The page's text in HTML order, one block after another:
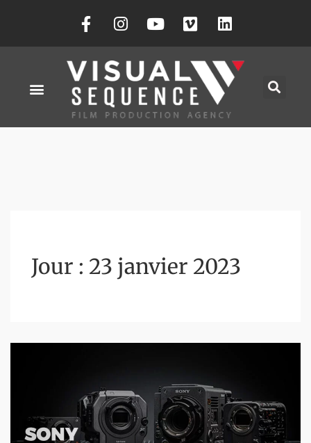
Jour : 23 janvier 2023